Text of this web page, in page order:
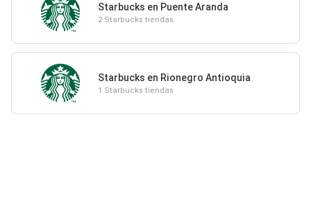
Starbucks en Puente Aranda
2 Starbucks tiendas
Starbucks en Rionegro Antioquia
1 Starbucks tiendas